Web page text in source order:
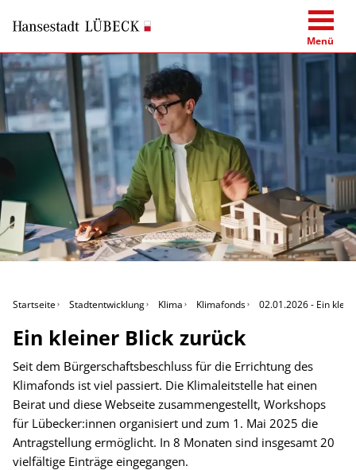
Menü
Startseite Stadtentwicklung Klima Klimafonds 02.01.2026 - Ein
Ein kleiner Blick zurück
Seit dem Bürgerschaftsbeschluss für die Errichtung des
Klimafonds ist viel passiert. Die Klimaleitstelle hat einen
Beirat und diese Webseite zusammengestellt, Workshops
für Lübecker:innen organisiert und zum 1. Mai 2025 die
Antragstellung ermöglicht. In 8 Monaten sind insgesamt 20
vielfältige Einträge eingegangen.